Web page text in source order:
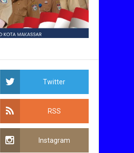
Twitter
RSS
Instagram